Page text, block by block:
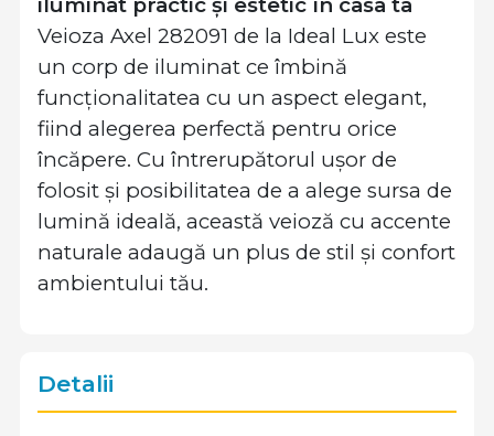
iluminat practic și estetic în casa ta
Veioza Axel 282091 de la Ideal Lux este
un corp de iluminat ce îmbină
funcționalitatea cu un aspect elegant,
fiind alegerea perfectă pentru orice
încăpere. Cu întrerupătorul ușor de
folosit și posibilitatea de a alege sursa de
lumină ideală, această veioză cu accente
naturale adaugă un plus de stil și confort
ambientului tău.
Detalii